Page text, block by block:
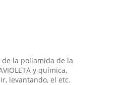
la poliamida de la
y química,
levantando, el etc.